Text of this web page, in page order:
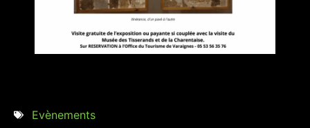
Evènements